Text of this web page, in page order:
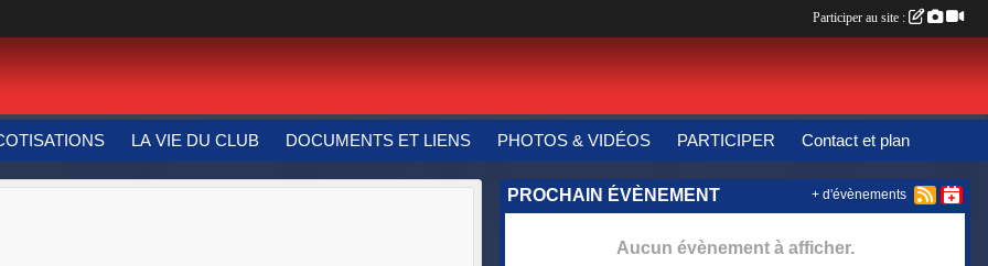
LA VIE DU CLUB DOCUMENTS ET LIENS PHOTOS & VIDÉOS PARTICIPER Contact et plan
PROCHAIN ÉVÈNEMENT
Aucun évènement à afficher.
+ d'évènements
Participer au site :